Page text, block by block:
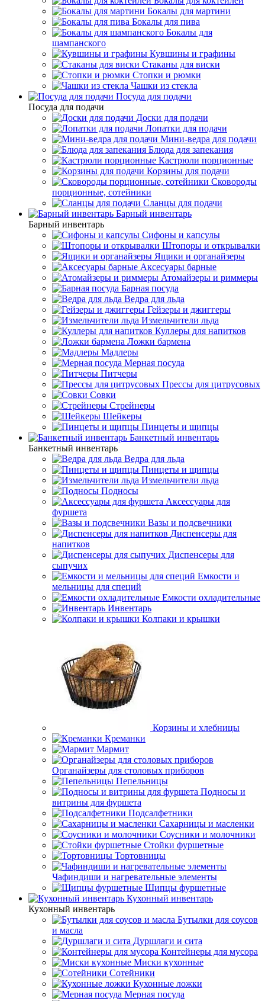
Бокалы для мартини
Бокалы для пива
Бокалы для
шампанского
Кувшины и графины
Стаканы для виски
Стопки и рюмки
Чашки из стекла
Посуда для подачи
Посуда для подачи
Доски для подачи
Лопатки для подачи
Мини-ведра для подачи
Блюда для запекания
Кастрюли порционные
Корзины для подачи
Сковороды
порционные, сотейники
Сланцы для подачи
Барный инвентарь
Барный инвентарь
Сифоны и капсулы
Штопоры и открывалки
Ящики и органайзеры
Аксесуары барные
Атомайзеры и риммеры
Барная посуда
Ведра для льда
Гейзеры и джиггеры
Измельчители льда
Куллеры для напитков
Ложки бармена
Мадлеры
Мерная посуда
Питчеры
Прессы для цитрусовых
Совки
Стрейнеры
Шейкеры
Пинцеты и щипцы
Банкетный инвентарь
Банкетный инвентарь
Ведра для льда
Пинцеты и щипцы
Измельчители льда
Подносы
Аксессуары для
фуршета
Вазы и подсвечники
Диспенсеры для
напитков
Диспенсеры для
сыпучих
Емкости и
мельницы для специй
Емкости охладительные
Инвентарь
Колпаки и крышки
Корзины и хлебницы
Креманки
Мармит
Органайзеры для столовых приборов
Пепельницы
Подносы и
витрины для фуршета
Подсалфетники
Сахарницы и масленки
Соусники и молочники
Стойки фуршетные
Тортовницы
Чафиндиши и нагревательные элементы
Щипцы фуршетные
Кухонный инвентарь
Кухонный инвентарь
Бутылки для соусов
и масла
Дуршлаги и сита
Контейнеры для мусора
Миски кухонные
Сотейники
Кухонные ложки
Мерная посуда